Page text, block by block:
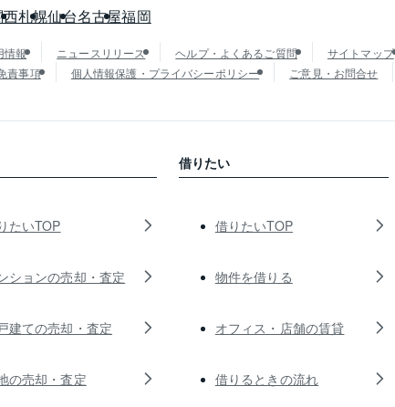
西札幌仙台名古屋福岡
情報 ニュースリリース ヘルプ・よくあるご質問 サイトマップ
責事項
個人情報保護・プライバシーポリシー ご意見・お問合せ
たいTOP
ションの売却・査定
建ての売却・査定
の売却・査定
借りたい
借りたいTOP
物件を借りる
オフィス・店舗の賃貸
借りるときの流れ